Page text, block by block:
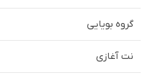
گروه بویایی
نت آغازی